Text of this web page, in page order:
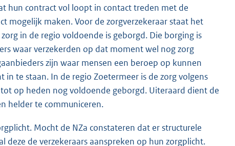
hun contract vol loopt in contact treden met de
mogelijk maken. Voor de zorgverzekeraar staat het
in de regio voldoende is geborgd. Die borging is
waar verzekerden op dat moment wel nog zorg
zijn waar mensen een beroep op kunnen
te staan. In de regio Zoetermeer is de zorg volgens
op heden nog voldoende geborgd. Uiteraard dient de
helder te communiceren.
Mocht de NZa constateren dat er structurele
de verzekeraars aanspreken op hun zorgplicht.